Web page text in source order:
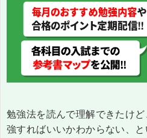
勉強法を読んで理解できたけ
強すればいいかわからない、